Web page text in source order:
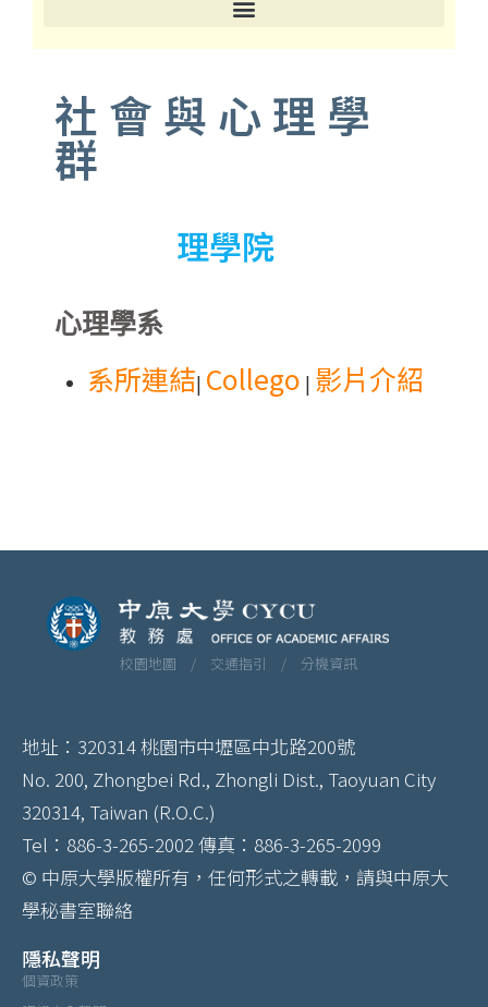
社會與心理學
群
理學院
心理學系
系所連結| Collego | 影片介紹
校園地圖 / 交通指引 / 分機資訊
地址：320314 桃園市中壢區中北路200號
No. 200, Zhongbei Rd., Zhongli Dist., Taoyuan City
320314, Taiwan (R.O.C.)
Tel：886-3-265-2002 傳真：886-3-265-2099
© 中原大學版權所有，任何形式之轉載，請與中原大
學秘書室聯絡
隱私聲明
個資政策